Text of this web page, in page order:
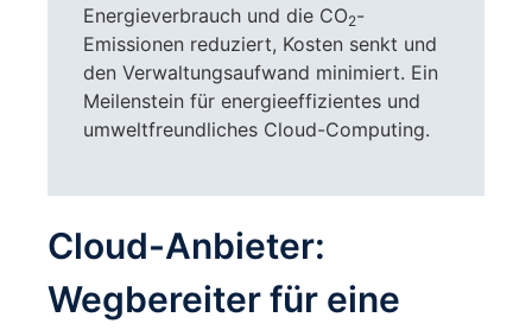
Energieverbrauch und die CO2-
Emissionen reduziert, Kosten senkt und
den Verwaltungsaufwand minimiert. Ein
Meilenstein für energieeffizientes und
umweltfreundliches Cloud-Computing.
Cloud-Anbieter:
Wegbereiter für eine